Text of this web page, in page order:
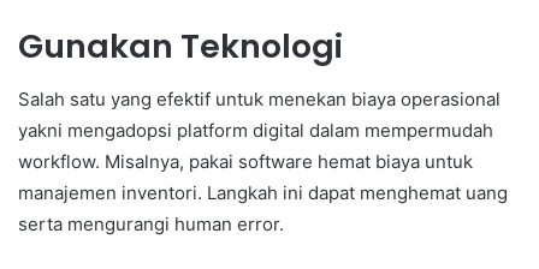
Gunakan Teknologi
Salah satu yang efektif untuk menekan biaya operasional
yakni mengadopsi platform digital dalam mempermudah
workflow. Misalnya, pakai software hemat biaya untuk
manajemen inventori. Langkah ini dapat menghemat uang
serta mengurangi human error.